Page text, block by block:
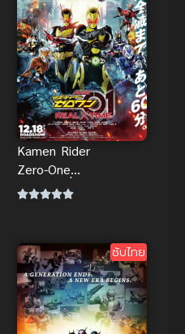
Kamen Rider
Zero-One
เดอะ มูฟวี่
ไทยสุดฮิต
ซับไทย